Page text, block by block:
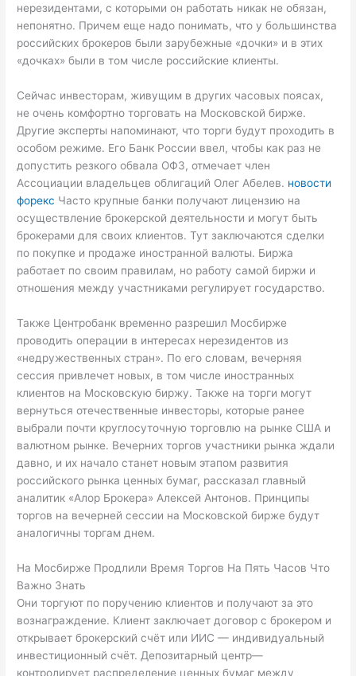
нерезидентами, с которыми он работать никак не обязан,
непонятно. Причем еще надо понимать, что у большинства
российских брокеров были зарубежные «дочки» и в этих
«дочках» были в том числе российские клиенты.
Сейчас инвесторам, живущим в других часовых поясах,
не очень комфортно торговать на Московской бирже.
Другие эксперты напоминают, что торги будут проходить в
особом режиме. Его Банк России ввел, чтобы как раз не
допустить резкого обвала ОФЗ, отмечает член
Ассоциации владельцев облигаций Олег Абелев. новости
форекс Часто крупные банки получают лицензию на
осуществление брокерской деятельности и могут быть
брокерами для своих клиентов. Тут заключаются сделки
по покупке и продаже иностранной валюты. Биржа
работает по своим правилам, но работу самой биржи и
отношения между участниками регулирует государство.
Также Центробанк временно разрешил Мосбирже
проводить операции в интересах нерезидентов из
«недружественных стран». По его словам, вечерняя
сессия привлечет новых, в том числе иностранных
клиентов на Московскую биржу. Также на торги могут
вернуться отечественные инвесторы, которые ранее
выбрали почти круглосуточную торговлю на рынке США и
валютном рынке. Вечерних торгов участники рынка ждали
давно, и их начало станет новым этапом развития
российского рынка ценных бумаг, рассказал главный
аналитик «Алор Брокера» Алексей Антонов. Принципы
торгов на вечерней сессии на Московской бирже будут
аналогичны торгам днем.
На Мосбирже Продлили Время Торгов На Пять Часов Что
Важно Знать
Они торгуют по поручению клиентов и получают за это
вознаграждение. Клиент заключает договор с брокером и
открывает брокерский счёт или ИИС — индивидуальный
инвестиционный счёт. Депозитарный центр—
контролирует распределение ценных бумаг между